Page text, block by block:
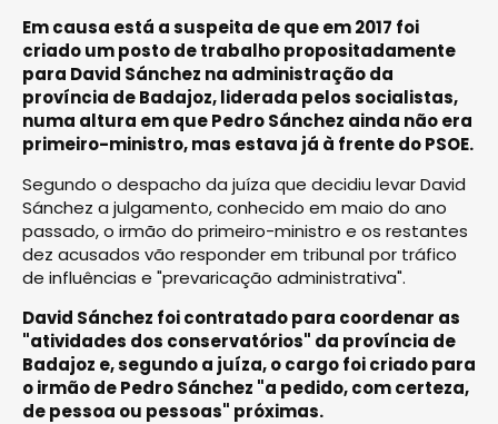
Em causa está a suspeita de que em 2017 foi
criado um posto de trabalho propositadamente
para David Sánchez na administração da
província de Badajoz, liderada pelos socialistas,
numa altura em que Pedro Sánchez ainda não era
primeiro-ministro, mas estava já à frente do PSOE.
Segundo o despacho da juíza que decidiu levar David
Sánchez a julgamento, conhecido em maio do ano
passado, o irmão do primeiro-ministro e os restantes
dez acusados vão responder em tribunal por tráfico
de influências e "prevaricação administrativa".
David Sánchez foi contratado para coordenar as
"atividades dos conservatórios" da província de
Badajoz e, segundo a juíza, o cargo foi criado para
o irmão de Pedro Sánchez "a pedido, com certeza,
de pessoa ou pessoas" próximas.